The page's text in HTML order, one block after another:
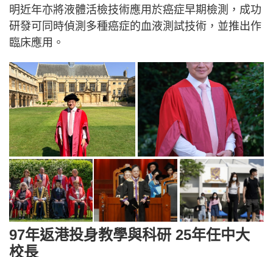
明近年亦將液體活檢技術應用於癌症早期檢測，成功
研發可同時偵測多種癌症的血液測試技術，並推出作
臨床應用。
97年返港投身教學與科研 25年任中大
校長